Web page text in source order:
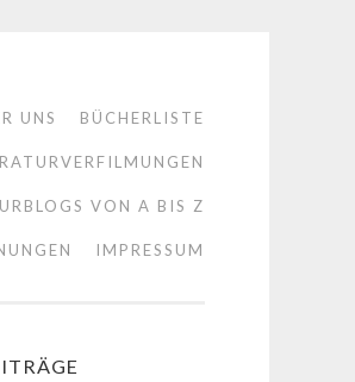
UNS BÜCHERLISTE
VON A BIS Z
IMPRESSUM